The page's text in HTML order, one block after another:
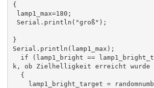
{
}
Serial.println(lamp1_max);
k, ob Zielhelligkeit erreicht wurde